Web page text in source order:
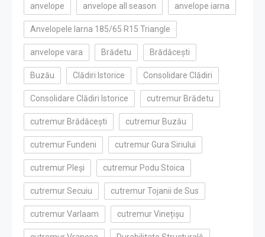
anvelope anvelope all season anvelope iarna
Anvelopele Iarna 185/65 R15 Triangle
anvelope vara Brădetu Brădăcești
Buzău Clădiri Istorice Consolidare Clădiri
Consolidare Clădiri Istorice cutremur Brădetu
cutremur Brădăcești cutremur Buzău
cutremur Fundeni cutremur Gura Siriului
cutremur Pleși cutremur Podu Stoica
cutremur Secuiu cutremur Tojanii de Sus
cutremur Varlaam cutremur Vinețișu